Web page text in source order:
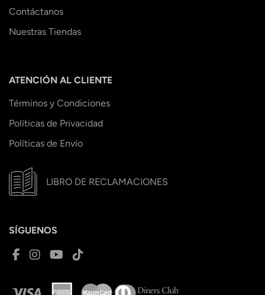
Contáctanos
Nuestras Tiendas
ATENCIÓN AL CLIENTE
Términos y Condiciones
Políticas de Privacidad
Políticas de Envío
LIBRO DE RECLAMACIONES
SÍGUENOS